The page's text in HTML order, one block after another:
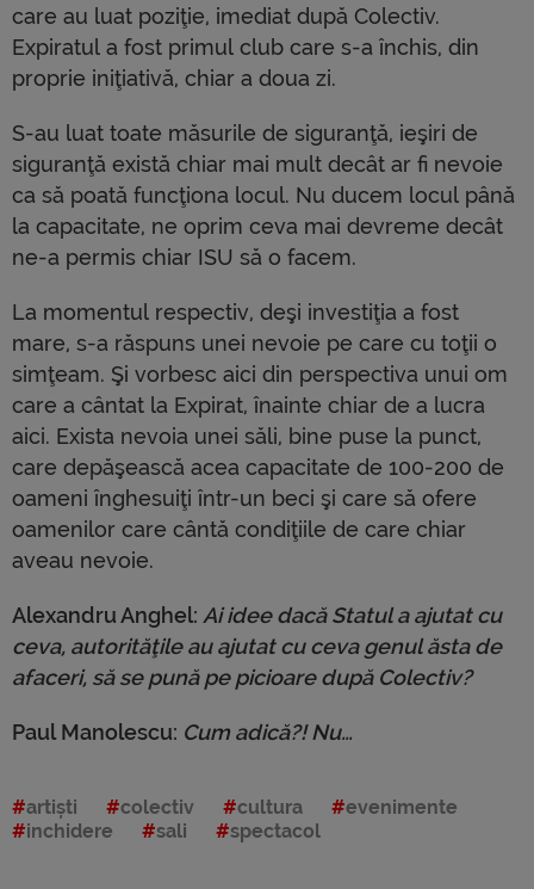
care au luat poziţie, imediat după Colectiv.
Expiratul a fost primul club care s-a închis, din
proprie iniţiativă, chiar a doua zi.
S-au luat toate măsurile de siguranţă, ieşiri de
siguranţă există chiar mai mult decât ar fi nevoie
ca să poată funcţiona locul. Nu ducem locul până
la capacitate, ne oprim ceva mai devreme decât
ne-a permis chiar ISU să o facem.
La momentul respectiv, deşi investiţia a fost
mare, s-a răspuns unei nevoie pe care cu toţii o
simţeam. Şi vorbesc aici din perspectiva unui om
care a cântat la Expirat, înainte chiar de a lucra
aici. Exista nevoia unei săli, bine puse la punct,
care depăşească acea capacitate de 100-200 de
oameni înghesuiţi într-un beci şi care să ofere
oamenilor care cântă condiţiile de care chiar
aveau nevoie.
Alexandru Anghel: Ai idee dacă Statul a ajutat cu
ceva, autorităţile au ajutat cu ceva genul ăsta de
afaceri, să se pună pe picioare după Colectiv?
Paul Manolescu: Cum adică?! Nu…
artiști colectiv cultura
evenimente
inchidere
sali spectacol